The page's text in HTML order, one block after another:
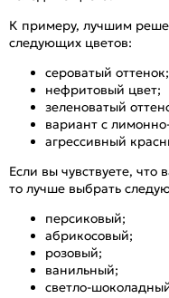
К примеру, лучшим
следующих цветов:
сероватый оттенок;
нефритовый цвет;
зеленоватый
вариант с
агрессивный
Если вы чувствуете, что
то лучше выбрать
персиковый;
абрикосовый;
розовый;
ванильный;
светло-